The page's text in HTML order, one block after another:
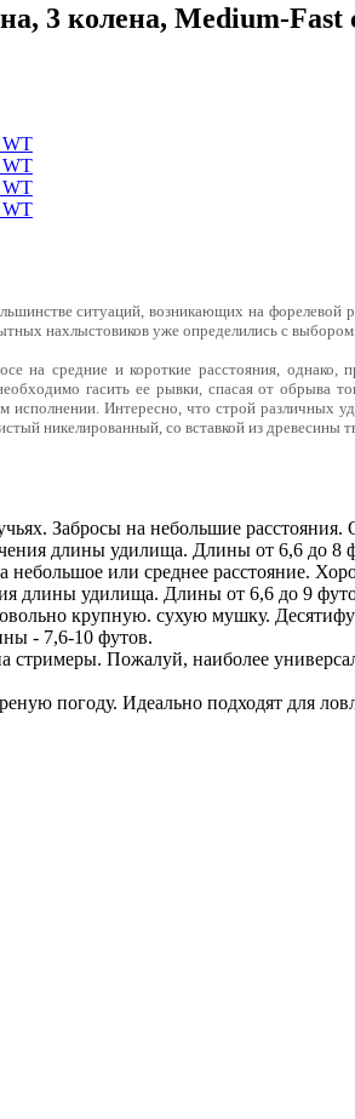
3 колена, Medium-
ситуаций, возникающих на форелевой
нахлыстовиков уже определились с
средние и короткие расстояния, однако,
гасить ее рывки, спасая от
Интересно, что строй различных
никелированный, со вставкой из
Забросы на небольшие
длины удилища. Длины от 6,6 до 8
небольшое или среднее расстояние.
длины удилища. Длины от 6,6 до 9
крупную. сухую мушку.
- 7,6-10 футов.
Пожалуй, наиболее
погоду. Идеально подходят для